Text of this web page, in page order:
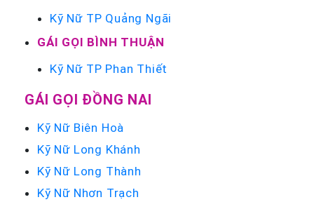
Kỹ Nữ TP Quảng Ngãi
GÁI GỌI BÌNH THUẬN
Kỹ Nữ TP Phan Thiết
GÁI GỌI ĐỒNG NAI
Kỹ Nữ Biên Hoà
Kỹ Nữ Long Khánh
Kỹ Nữ Long Thành
Kỹ Nữ Nhơn Trạch